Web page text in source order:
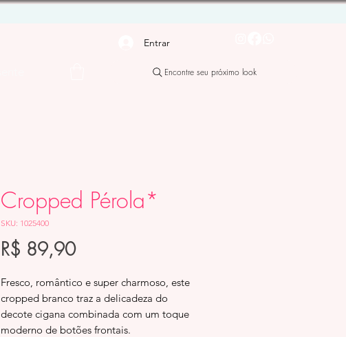
Entrar
Encontre seu próximo look
Cropped Pérola*
SKU: 1025400
R$ 89,90Preço
Fresco, romântico e super charmoso, este
cropped branco traz a delicadeza do
decote cigana combinada com um toque
moderno de botões frontais.